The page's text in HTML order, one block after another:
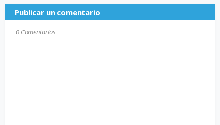
Publicar un comentario
0 Comentarios